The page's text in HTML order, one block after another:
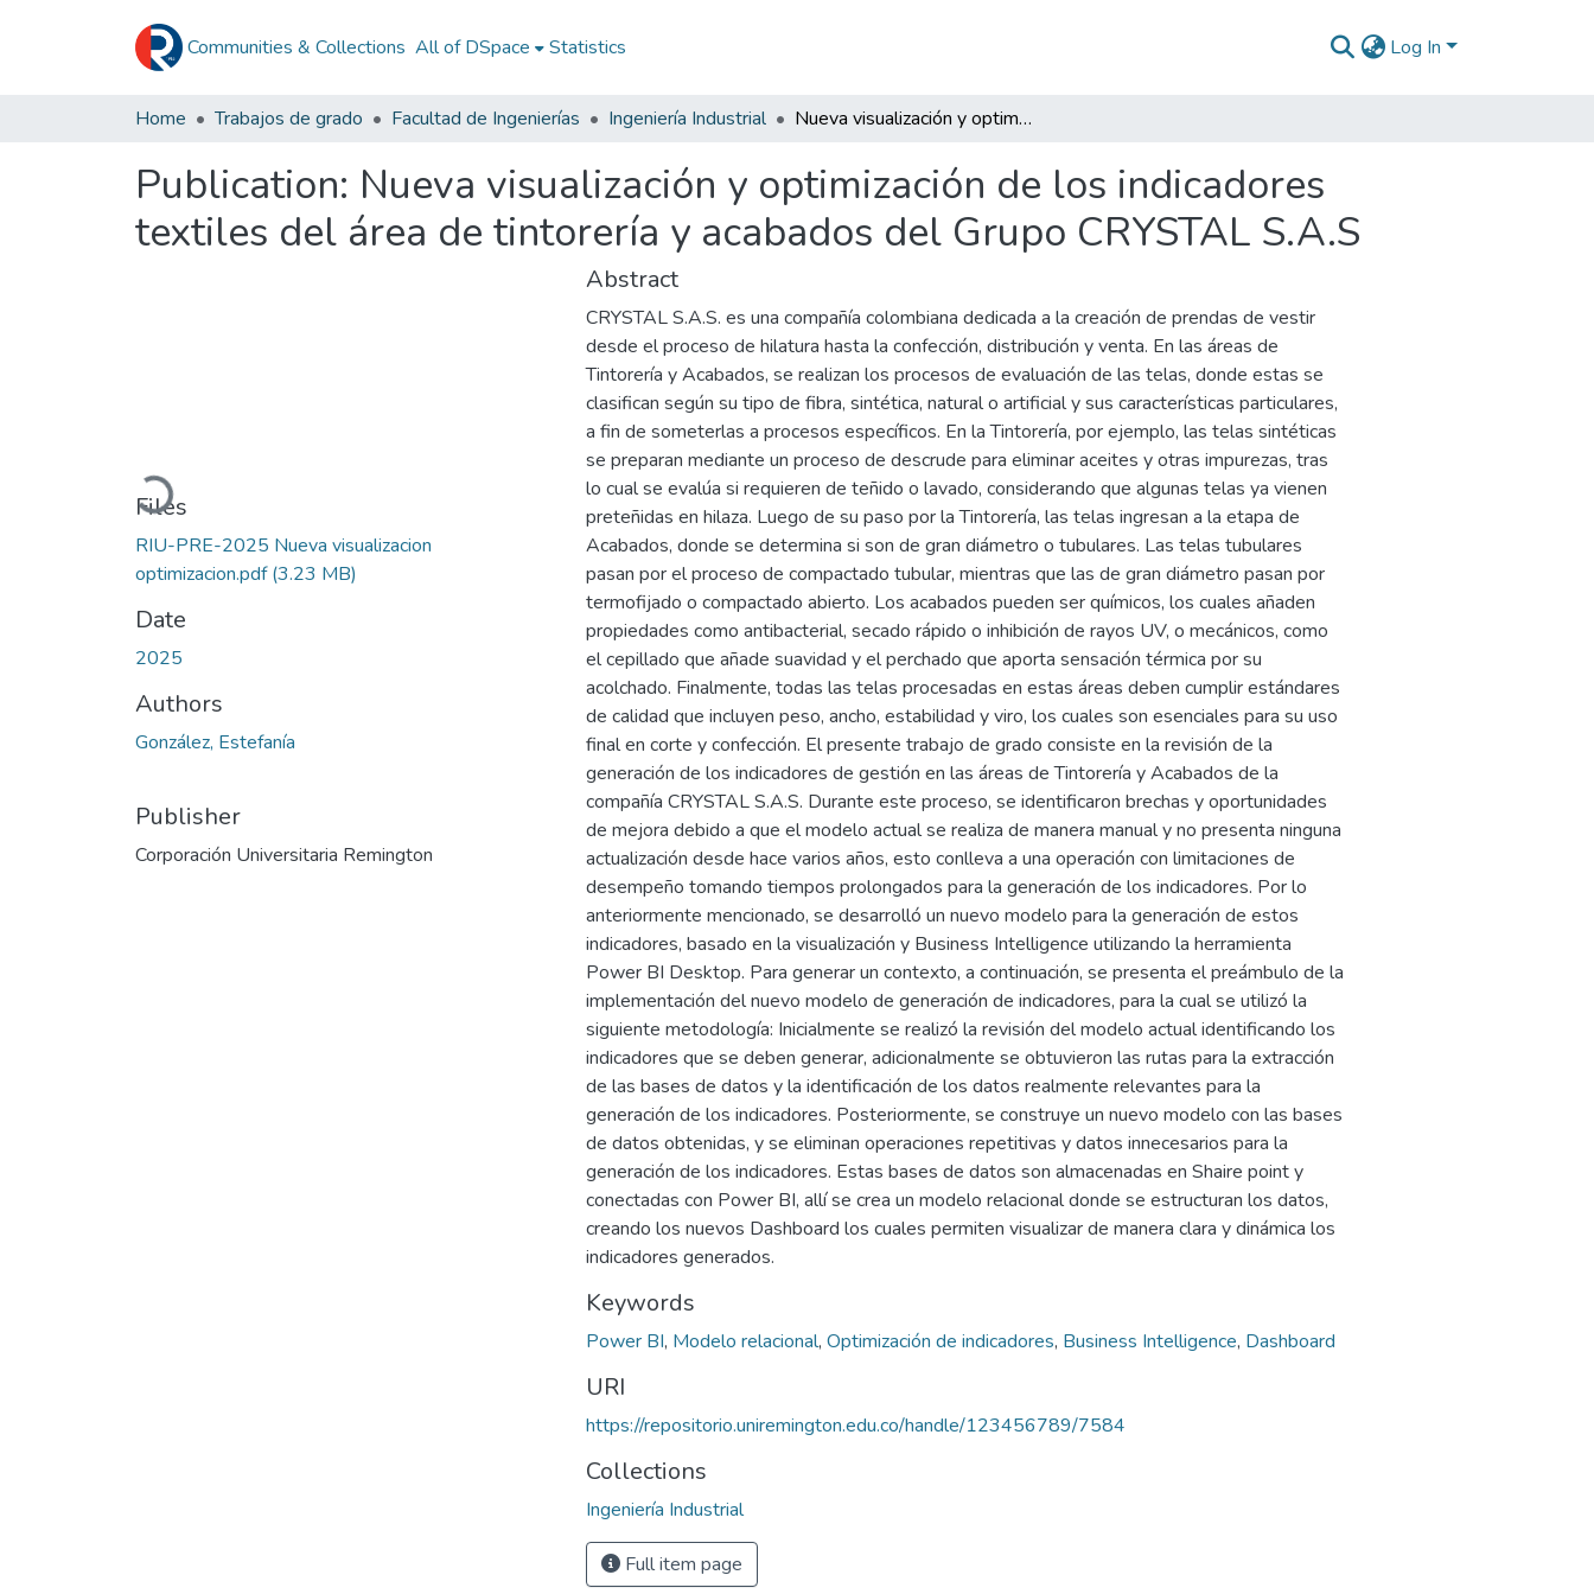
Communities & Collections All of DSpace Statistics Log In
Home Trabajos de grado Facultad de Ingenierías Ingeniería Industrial Nueva visualización y optimización de los indicadores textiles del área de tintorería y acabados del Grupo CRYSTAL S.A.S
Publication: Nueva visualización y optimización de los indicadores
textiles del área de tintorería y acabados del Grupo CRYSTAL S.A.S
Loading...
Files
RIU-PRE-2025 Nueva visualizacion
optimizacion.pdf(3.23 MB)
Date
2025
Authors
González, Estefanía
Publisher
Corporación Universitaria Remington
Abstract
CRYSTAL S.A.S. es una compañía colombiana dedicada a la creación de prendas de vestir
desde el proceso de hilatura hasta la confección, distribución y venta. En las áreas de
Tintorería y Acabados, se realizan los procesos de evaluación de las telas, donde estas se
clasifican según su tipo de fibra, sintética, natural o artificial y sus características particulares,
a fin de someterlas a procesos específicos. En la Tintorería, por ejemplo, las telas sintéticas
se preparan mediante un proceso de descrude para eliminar aceites y otras impurezas, tras
lo cual se evalúa si requieren de teñido o lavado, considerando que algunas telas ya vienen
preteñidas en hilaza. Luego de su paso por la Tintorería, las telas ingresan a la etapa de
Acabados, donde se determina si son de gran diámetro o tubulares. Las telas tubulares
pasan por el proceso de compactado tubular, mientras que las de gran diámetro pasan por
termofijado o compactado abierto. Los acabados pueden ser químicos, los cuales añaden
propiedades como antibacterial, secado rápido o inhibición de rayos UV, o mecánicos, como
el cepillado que añade suavidad y el perchado que aporta sensación térmica por su
acolchado. Finalmente, todas las telas procesadas en estas áreas deben cumplir estándares
de calidad que incluyen peso, ancho, estabilidad y viro, los cuales son esenciales para su uso
final en corte y confección. El presente trabajo de grado consiste en la revisión de la
generación de los indicadores de gestión en las áreas de Tintorería y Acabados de la
compañía CRYSTAL S.A.S. Durante este proceso, se identificaron brechas y oportunidades
de mejora debido a que el modelo actual se realiza de manera manual y no presenta ninguna
actualización desde hace varios años, esto conlleva a una operación con limitaciones de
desempeño tomando tiempos prolongados para la generación de los indicadores. Por lo
anteriormente mencionado, se desarrolló un nuevo modelo para la generación de estos
indicadores, basado en la visualización y Business Intelligence utilizando la herramienta
Power BI Desktop. Para generar un contexto, a continuación, se presenta el preámbulo de la
implementación del nuevo modelo de generación de indicadores, para la cual se utilizó la
siguiente metodología: Inicialmente se realizó la revisión del modelo actual identificando los
indicadores que se deben generar, adicionalmente se obtuvieron las rutas para la extracción
de las bases de datos y la identificación de los datos realmente relevantes para la
generación de los indicadores. Posteriormente, se construye un nuevo modelo con las bases
de datos obtenidas, y se eliminan operaciones repetitivas y datos innecesarios para la
generación de los indicadores. Estas bases de datos son almacenadas en Shaire point y
conectadas con Power BI, allí se crea un modelo relacional donde se estructuran los datos,
creando los nuevos Dashboard los cuales permiten visualizar de manera clara y dinámica los
indicadores generados.
Keywords
Power BI, Modelo relacional, Optimización de indicadores, Business Intelligence, Dashboard
URI
https://repositorio.uniremington.edu.co/handle/123456789/7584
Collections
Ingeniería Industrial
Full item page